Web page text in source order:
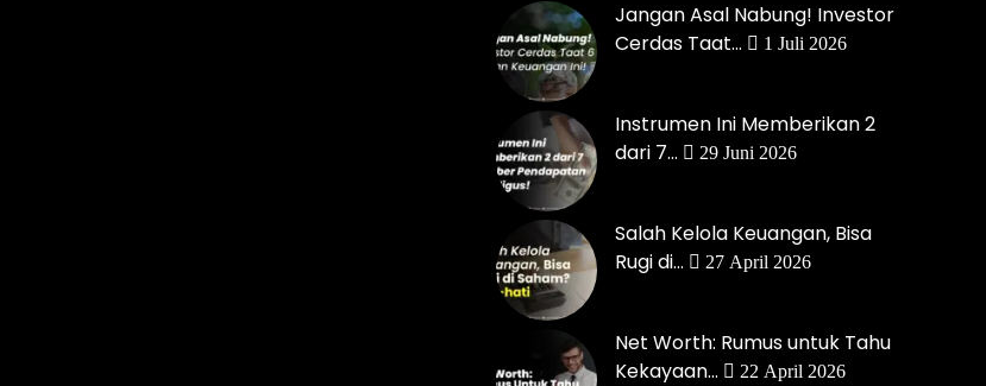
Jangan Asal Nabung! Investor
Cerdas Taat…
1 Juli 2026
Instrumen Ini Memberikan 2
dari 7…
29 Juni 2026
Salah Kelola Keuangan, Bisa
Rugi di…
27 April 2026
Net Worth: Rumus untuk Tahu
Kekayaan…
22 April 2026